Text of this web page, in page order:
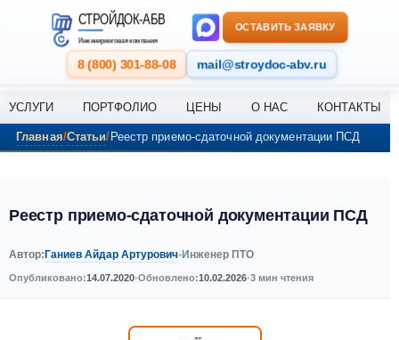
Перейти к содержанию
СТРОЙДОК-АБВ
Инжиниринговая компания
8 (800) 301-88-08 mail@stroydoc-abv.ru
ОСТАВИТЬ ЗАЯВКУ
УСЛУГИ ПОРТФОЛИО ЦЕНЫ О НАС КОНТАКТЫ
Главная Статьи Реестр приемо-сдаточной документации ПСД
Реестр приемо-сдаточной документации ПСД
Автор:Ганиев Айдар Артурович•Инженер ПТО
Опубликовано:14.07.2020•Обновлено:10.02.2026•3 мин чтения